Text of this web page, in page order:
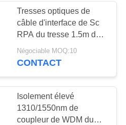
129
Tresses optiques de
câble d'interface de Sc
RPA du tresse 1.5m de
fibre de ruban de
G657A2 LSZH 12C
Négociable MOQ:10
CONTACT
Isolement élevé
1310/1550nm de
coupleur de WDM du